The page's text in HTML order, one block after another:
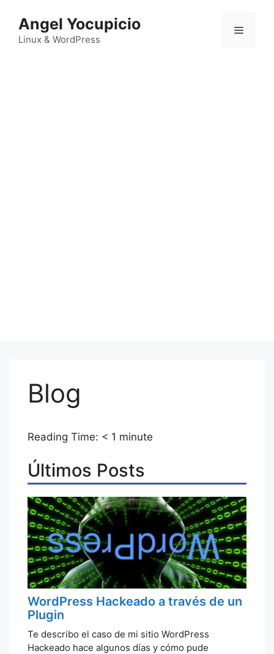
contenido
Angel Yocupicio
Linux & WordPress
Menú
Blog
Reading Time: < 1 minute
Últimos Posts
WordPress Hackeado a través de un
Plugin
Te describo el caso de mi sitio WordPress
Hackeado hace algunos días y cómo pude